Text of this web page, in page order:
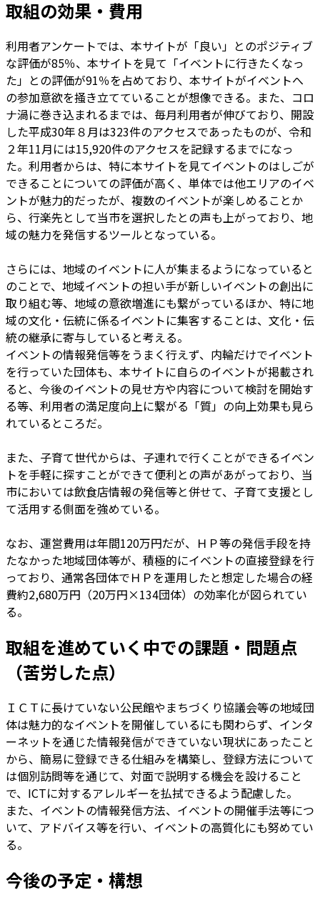
取組の効果・費用
利用者アンケートでは、本サイトが「良い」とのポジティブ
な評価が85％、本サイトを見て「イベントに行きたくなっ
た」との評価が91％を占めており、本サイトがイベントへ
の参加意欲を掻き立てていることが想像できる。また、コロ
ナ渦に巻き込まれるまでは、毎月利用者が伸びており、開設
した平成30年８月は323件のアクセスであったものが、令和
２年11月には15,920件のアクセスを記録するまでになっ
た。利用者からは、特に本サイトを見てイベントのはしごが
できることについての評価が高く、単体では他エリアのイベ
ントが魅力的だったが、複数のイベントが楽しめることか
ら、行楽先として当市を選択したとの声も上がっており、地
域の魅力を発信するツールとなっている。
さらには、地域のイベントに人が集まるようになっていると
のことで、地域イベントの担い手が新しいイベントの創出に
取り組む等、地域の意欲増進にも繋がっているほか、特に地
域の文化・伝統に係るイベントに集客することは、文化・伝
統の継承に寄与していると考える。
イベントの情報発信等をうまく行えず、内輪だけでイベント
を行っていた団体も、本サイトに自らのイベントが掲載され
ると、今後のイベントの見せ方や内容について検討を開始す
る等、利用者の満足度向上に繋がる「質」の向上効果も見ら
れているところだ。
また、子育て世代からは、子連れで行くことができるイベン
トを手軽に探すことができて便利との声があがっており、当
市においては飲食店情報の発信等と併せて、子育て支援とし
て活用する側面を強めている。
なお、運営費用は年間120万円だが、ＨＰ等の発信手段を持
たなかった地域団体等が、積極的にイベントの直接登録を行
っており、通常各団体でＨＰを運用したと想定した場合の経
費約2,680万円（20万円×134団体）の効率化が図られてい
る。
取組を進めていく中での課題・問題点
（苦労した点）
ＩＣＴに長けていない公民館やまちづくり協議会等の地域団
体は魅力的なイベントを開催しているにも関わらず、インタ
ーネットを通じた情報発信ができていない現状にあったこと
から、簡易に登録できる仕組みを構築し、登録方法について
は個別訪問等を通じて、対面で説明する機会を設けること
で、ICTに対するアレルギーを払拭できるよう配慮した。
また、イベントの情報発信方法、イベントの開催手法等につ
いて、アドバイス等を行い、イベントの高質化にも努めてい
る。
今後の予定・構想